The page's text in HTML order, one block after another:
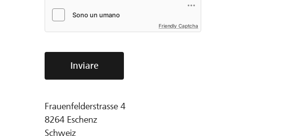
Friendly Captcha
Inviare
Frauenfelderstrasse 4
8264 Eschenz
Schweiz